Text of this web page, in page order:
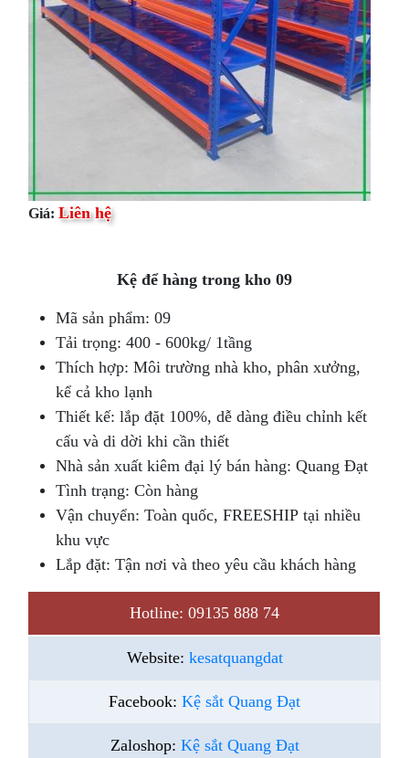
Giá: Liên hệ
Kệ để hàng trong kho 09
Mã sản phẩm: 09
Tải trọng: 400 - 600kg/ 1tầng
Thích hợp: Môi trường nhà kho, phân xưởng,
kể cả kho lạnh
Thiết kế: lắp đặt 100%, dễ dàng điều chỉnh kết
cấu và di dời khi cần thiết
Nhà sản xuất kiêm đại lý bán hàng: Quang Đạt
Tình trạng: Còn hàng
Vận chuyển: Toàn quốc, FREESHIP tại nhiều
khu vực
Lắp đặt: Tận nơi và theo yêu cầu khách hàng
Hotline: 09135 888 74
Website: kesatquangdat
Facebook:Kệ sắt Quang Đạt
Zaloshop: Kệ sắt Quang Đạt